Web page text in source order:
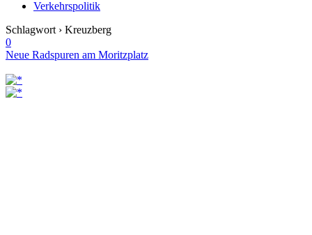
Verkehrspolitik
Schlagwort › Kreuzberg
0
Neue Radspuren am Moritzplatz